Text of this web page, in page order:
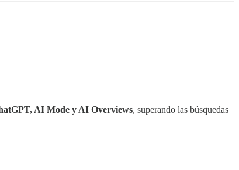
AI Mode y AI Overviews, superando las búsquedas